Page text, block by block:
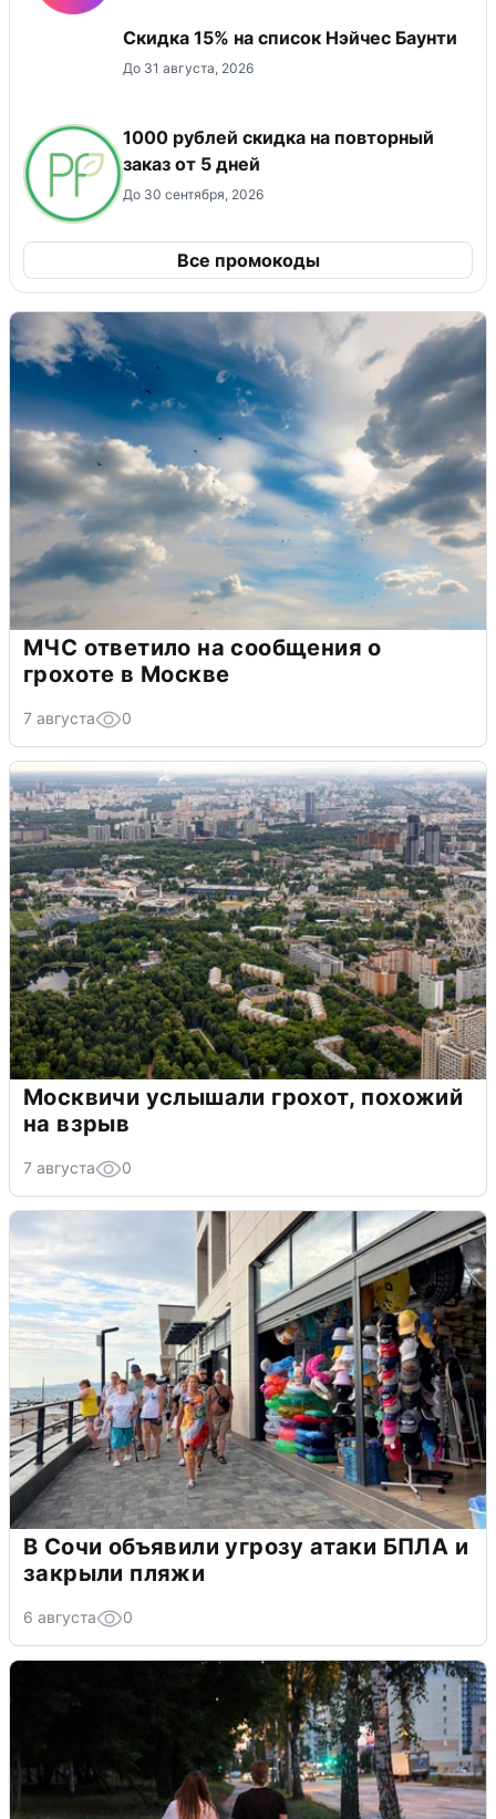
Скидка 15% на список Нэйчес Баунти
До 31 августа, 2026
1000 рублей скидка на повторный
заказ от 5 дней
До 30 сентября, 2026
Все промокоды
МЧС ответило на сообщения о
грохоте в Москве
7 августа 0
Москвичи услышали грохот, похожий
на взрыв
7 августа 0
В Сочи объявили угрозу атаки БПЛА и
закрыли пляжи
6 августа 0